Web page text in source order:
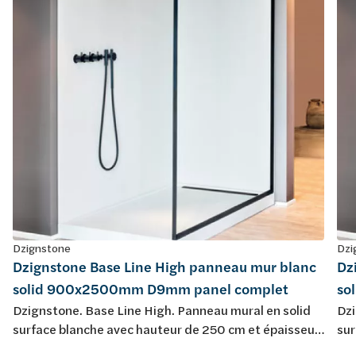
Dzignstone
Dzignstone Base Line High panneau mur blanc
solid 900x2500mm D9mm panel complet
Dzignstone. Base Line High. Panneau mural en solid
surface blanche avec hauteur de 250 cm et épaisseur